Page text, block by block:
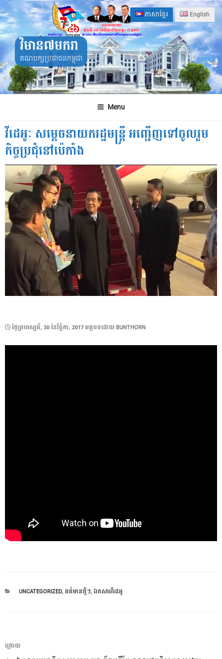
Skip
to
content
ភាសាខ្មែរ English
វិមាន៧មករា
គណបក្សប្រជាជនកម្ពុជា
Menu
វីដេអូៈ សម្តេចនាយករដ្ឋមន្ត្រី អញ្ជើញទៅចូលរួម
កិច្ចប្រជុំនៅប៉េកាំង
POSTED
ថ្ងៃ​ព្រហស្បតិ៍, 30 ខែ​វិច្ឆិកា, 2017អត្ថបទដោយ BUNTHORN
CATEGORIES
UNCATEGORIZED, ពត៌មានថ្មីៗ,ឯកសារវីដេអូ
ការ​
នាំទិស​
អត្ថបទ
ក្រោយ